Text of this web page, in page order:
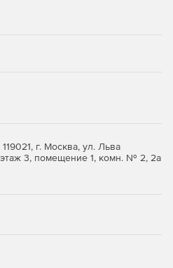
г. Москва, ул. Льва
этаж 3, помещение 1, комн. № 2, 2а